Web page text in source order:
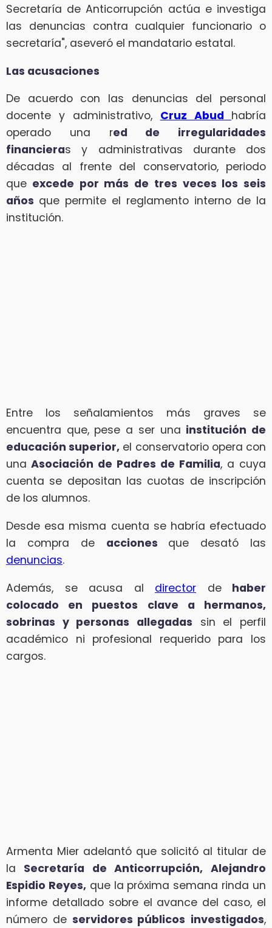
Secretaría de Anticorrupción actúa e investiga
las denuncias contra cualquier funcionario o
secretaría", aseveró el mandatario estatal.
Las acusaciones
De acuerdo con las denuncias del personal
docente y administrativo, Cruz Abud habría
operado una red de irregularidades
financieras y administrativas durante dos
décadas al frente del conservatorio, periodo
que excede por más de tres veces los seis
años que permite el reglamento interno de la
institución.
Entre los señalamientos más graves se
encuentra que, pese a ser una institución de
educación superior, el conservatorio opera con
una Asociación de Padres de Familia, a cuya
cuenta se depositan las cuotas de inscripción
de los alumnos.
Desde esa misma cuenta se habría efectuado
la compra de acciones que desató las
denuncias.
Además, se acusa al director dehaber
colocado en puestos clave a hermanos,
sobrinas y personas allegadas sin el perfil
académico ni profesional requerido para los
cargos.
Armenta Mier adelantó que solicitó al titular de
la Secretaría de Anticorrupción, Alejandro
Espidio Reyes,que la próxima semana rinda un
informe detallado sobre el avance del caso, el
número de servidores públicos investigados,